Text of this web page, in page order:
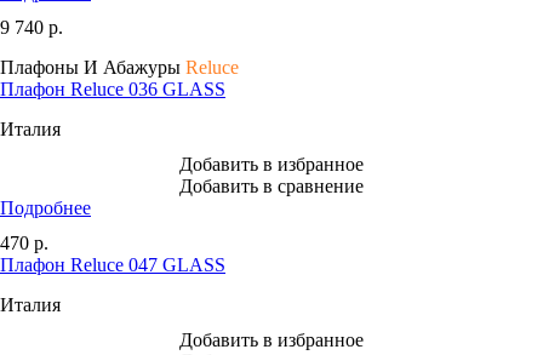
9 740 р.
Плафоны И Абажуры Reluce
Плафон Reluce 036 GLASS
Италия
Добавить в избранное
Добавить в сравнение
Подробнее
470 р.
Плафон Reluce 047 GLASS
Италия
Добавить в избранное